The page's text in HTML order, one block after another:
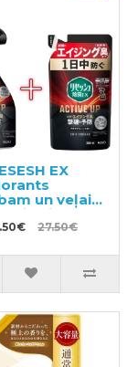
EX
un veļai
pildviela
27.50€